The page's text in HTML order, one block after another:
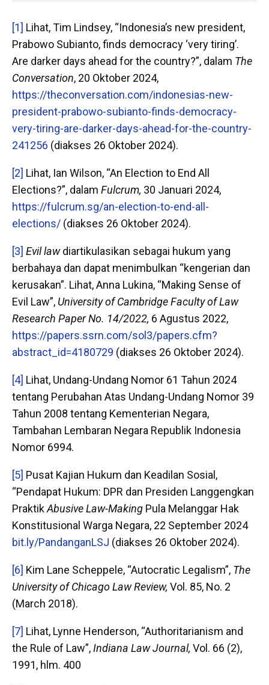
[1] Lihat, Tim Lindsey, “Indonesia’s new president,
Prabowo Subianto, finds democracy ‘very tiring’.
Are darker days ahead for the country?”, dalam The
Conversation, 20 Oktober 2024,
https://theconversation.com/indonesias-new-
president-prabowo-subianto-finds-democracy-
very-tiring-are-darker-days-ahead-for-the-country-
241256 (diakses 26 Oktober 2024).
[2] Lihat, Ian Wilson, “An Election to End All
Elections?”, dalam Fulcrum, 30 Januari 2024,
https://fulcrum.sg/an-election-to-end-all-
elections/ (diakses 26 Oktober 2024).
[3] Evil lawdiartikulasikan sebagai hukum yang
berbahaya dan dapat menimbulkan “kengerian dan
kerusakan”. Lihat, Anna Lukina, “Making Sense of
Evil Law”, University of Cambridge Faculty of Law
Research Paper No. 14/2022, 6 Agustus 2022,
https://papers.ssrn.com/sol3/papers.cfm?
abstract_id=4180729 (diakses 26 Oktober 2024).
[4] Lihat, Undang-Undang Nomor 61 Tahun 2024
tentang Perubahan Atas Undang-Undang Nomor 39
Tahun 2008 tentang Kementerian Negara,
Tambahan Lembaran Negara Republik Indonesia
Nomor 6994.
[5] Pusat Kajian Hukum dan Keadilan Sosial,
“Pendapat Hukum: DPR dan Presiden Langgengkan
PraktikAbusive Law-Making Pula Melanggar Hak
Konstitusional Warga Negara, 22 September 2024
bit.ly/PandanganLSJ (diakses 26 Oktober 2024).
[6] Kim Lane Scheppele, “Autocratic Legalism”, The
University of Chicago Law Review, Vol. 85, No. 2
(March 2018).
[7] Lihat, Lynne Henderson, “Authoritarianism and
the Rule of Law”,Indiana Law Journal, Vol. 66 (2),
1991, hlm. 400